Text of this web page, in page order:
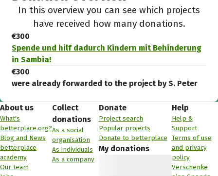
In this overview you can see which projects
have received how many donations.
€300
Spende und hilf dadurch Kindern mit Behinderung
in Sambia!
€300
were already forwarded to the project by S. Peter
About us
What's
betterplace.org?
Blog and News
betterplace
academy
Our team
Collect
donations
As a social
organisation
As individuals
As a company
Donate
Project search
Popular projects
Donate to betterplace
My donations
Help
Help &
Support
Terms of use
and privacy
policy
Verschenke